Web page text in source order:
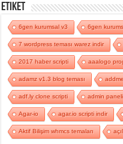
Etiket
6gen kurumsal v3 6gen
7 wordpress teması warez indir
2017 haber scripti aaalogo
adamz v1.3 blog teması
adf.ly clone scripti admin
Agar-io agar.io scripti indir
Aktif Bilişim whmcs temaları